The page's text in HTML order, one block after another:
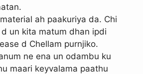
ah paakuriya da. Chi
un kita matum dhan ipdi
d Chellam purnjiko.
ne ena un odambu ku
maari keyvalama paathu